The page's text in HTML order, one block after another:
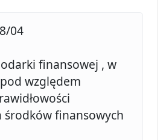
04
finansowej , w
względem
finansowych